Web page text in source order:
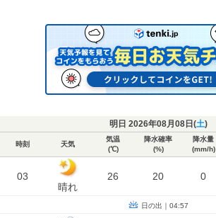
明日 2026年08月08日(土)
時刻 天気
気温
(℃)
降水確率
(%)
降水量
(mm/h)
03
晴れ
26 20 0
日の出｜04:57